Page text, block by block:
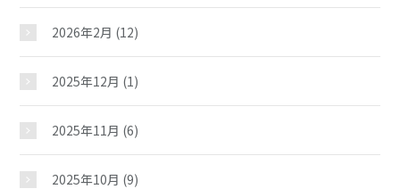
2026年2月 (12)
2025年12月 (1)
2025年11月 (6)
2025年10月 (9)